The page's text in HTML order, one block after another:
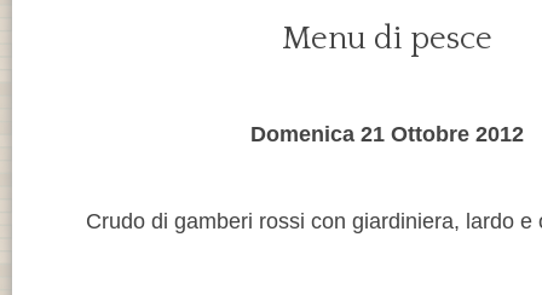
Menu di pesce
Domenica 21 Ottobre 2012
Crudo di gamberi rossi con giardiniera, lardo e